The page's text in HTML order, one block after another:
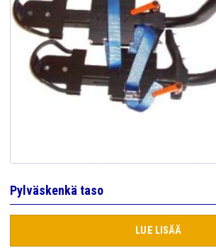
Pylväskenkä taso
LUE LISÄÄ